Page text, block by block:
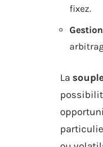
fixez.
La